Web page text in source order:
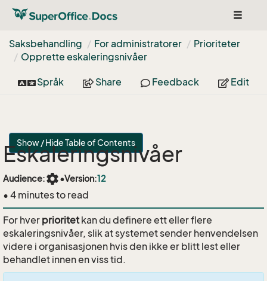
Toggle
Saksbehandling
For administratorer
Prioriteter
Opprette eskaleringsnivåer
Språk Share Feedback Edit
Show / Hide Table of Contents
Eskaleringsnivåer
Audience:settings•Version:12
• 4 minutes to read
For hver prioritetkan du definere ett eller flere
eskaleringsnivåer, slik at systemet sender henvendelsen
videre i organisasjonen hvis den ikke er blitt lest eller
behandlet innen en viss tid.